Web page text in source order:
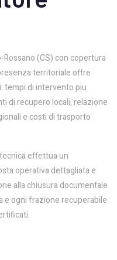
Rossano (CS) con copertura
territoriale offre
tempi di intervento piu
di recupero locali, relazione
e costi di trasporto
effettua un
operativa dettagliata e
alla chiusura documentale
e ogni frazione recuperabile